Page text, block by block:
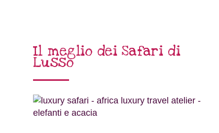
Il meglio dei Safari di
Lusso